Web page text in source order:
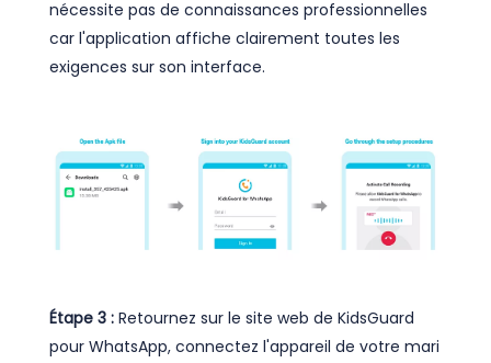
nécessite pas de connaissances professionnelles
car l'application affiche clairement toutes les
exigences sur son interface.
Étape 3 : Retournez sur le site web de KidsGuard
pour WhatsApp, connectez l'appareil de votre mari